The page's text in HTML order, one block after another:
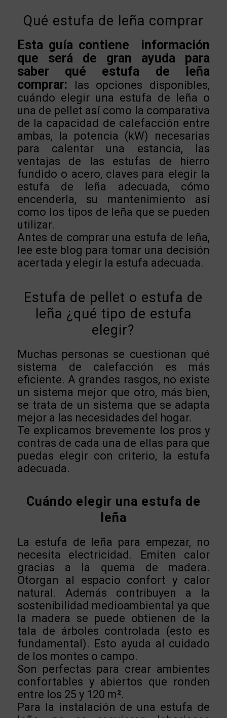
Qué estufa de leña comprar
Esta guía contiene información
que será de gran ayuda para
saber qué estufa de leña
comprar: las opciones disponibles,
cuándo elegir una estufa de leña o
una de pellet así como la comparativa
de la capacidad de calefacción entre
ambas, la potencia (kW) necesarias
para calentar una estancia, las
ventajas de las estufas de hierro
fundido o acero, claves para elegir la
estufa de leña adecuada, cómo
encenderla, su mantenimiento así
como los tipos de leña que se pueden
utilizar.
Antes de comprar una estufa de leña,
lee este blog para tomar una decisión
acertada y elegir la estufa adecuada.
Estufa de pellet o estufa de
leña ¿qué tipo de estufa
elegir?
Muchas personas se cuestionan qué
sistema de calefacción es más
eficiente. A grandes rasgos, no existe
un sistema mejor que otro, más bien,
se trata de un sistema que se adapta
mejor a las necesidades del hogar.
Te explicamos brevemente los pros y
contras de cada una de ellas para que
puedas elegir con criterio, la estufa
adecuada.
Cuándo elegir una estufa de
leña
La estufa de leña para empezar, no
necesita electricidad. Emiten calor
gracias a la quema de madera.
Otorgan al espacio confort y calor
natural. Además contribuyen a la
sostenibilidad medioambiental ya que
la madera se puede obtienen de la
tala de árboles controlada (esto es
fundamental). Esto ayuda al cuidado
de los montes o campo.
Son perfectas para crear ambientes
confortables y abiertos que ronden
entre los 25 y 120 m².
Para la instalación de una estufa de